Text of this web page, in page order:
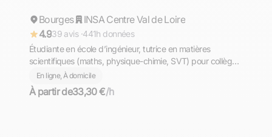
Répond rapidement
Bourges
INSA Centre Val de Loire
4.939 avis ·441h données
Étudiante en école d’ingénieur, tutrice en matières
scientifiques (maths, physique-chimie, SVT) pour collège
et lycée en ligne.
En ligne, À domicile
À partir de33,30 €/h